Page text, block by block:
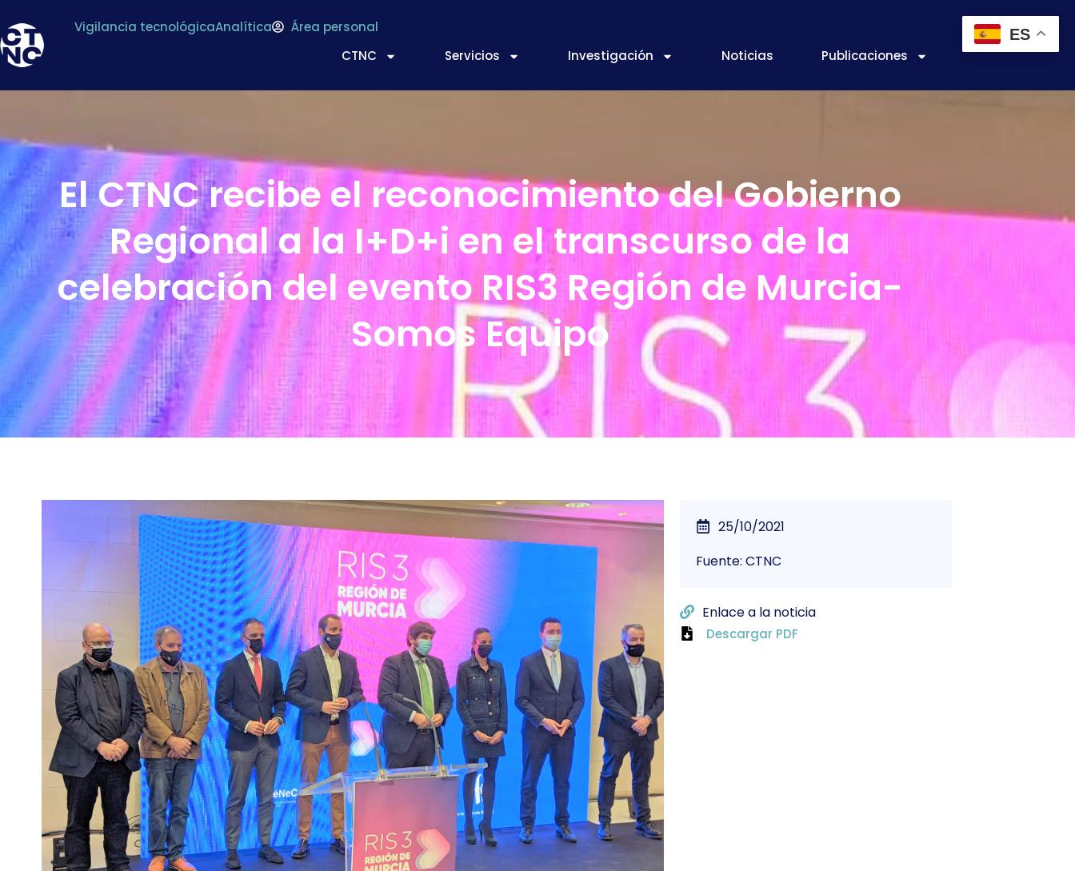
Vigilancia tecnológicaAnalítica
Área personal
CTNC
Servicios Investigación Noticias Publicaciones
El CTNC recibe el reconocimiento del Gobierno
Regional a la I+D+i en el transcurso de la
celebración del evento RIS3 Región de Murcia-
Somos Equipo
25/10/2021
Fuente: CTNC
Enlace a la noticia
Descargar PDF
ES